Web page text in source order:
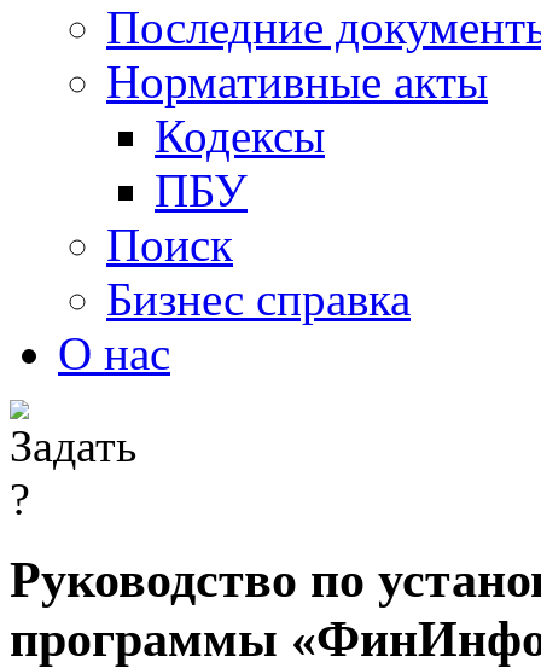
Последние
Нормативные акты
Кодексы
ПБУ
Поиск
Бизнес справка
О нас
Руководство по
программы